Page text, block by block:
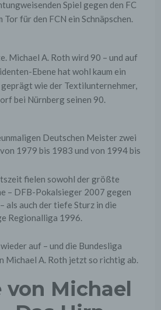
Spiel gegen den FC
Tor für den FCN ein Schnäpschen.
Michael A. Roth wird 90 – und auf
Ebene hat wohl kaum ein
geprägt wie der Textilunternehmer,
bei Nürnberg seinen 90.
Deutschen Meister zwei
1979 bis 1983 und von 1994 bis
fielen sowohl der größte
– DFB-Pokalsieger 2007 gegen
als auch der tiefe Sturz in die
Regionalliga 1996.
auf – und die Bundesliga
Michael A. Roth jetzt so richtig ab.
von Michael